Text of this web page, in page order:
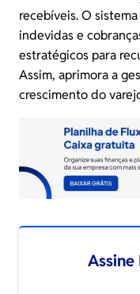
recebíveis. O
indevidas e
estratégicos para
Assim, aprimora a
crescimento do
Assine